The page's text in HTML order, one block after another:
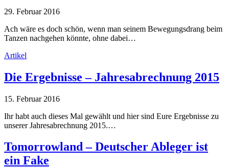
29. Februar 2016
Ach wäre es doch schön, wenn man seinem Bewegungsdrang beim
Tanzen nachgehen könnte, ohne dabei…
Artikel
Die Ergebnisse – Jahresabrechnung 2015
15. Februar 2016
Ihr habt auch dieses Mal gewählt und hier sind Eure Ergebnisse zu
unserer Jahresabrechnung 2015.…
Tomorrowland – Deutscher Ableger ist
ein Fake